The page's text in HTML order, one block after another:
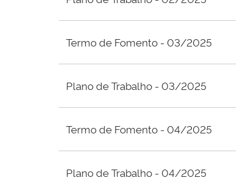
Termo de Fomento - 03/2025
Plano de Trabalho - 03/2025
Termo de Fomento - 04/2025
Plano de Trabalho - 04/2025